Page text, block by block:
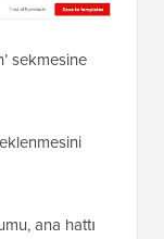
sekmesine
ana hattı